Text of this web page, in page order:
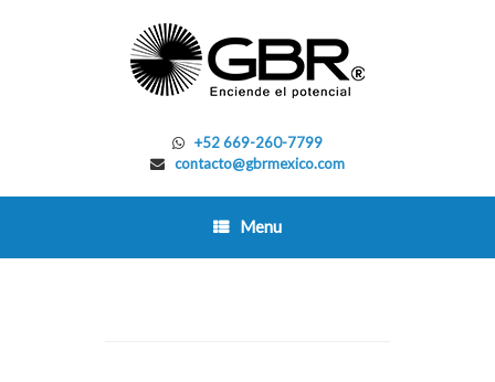
+52 669-260-7799
contacto@gbrmexico.com
Menu